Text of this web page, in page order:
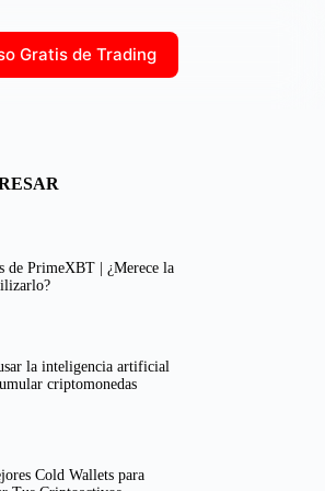
Gratis de Trading
de PrimeXBT | ¿Merece la
la inteligencia artificial
criptomonedas
Cold Wallets para